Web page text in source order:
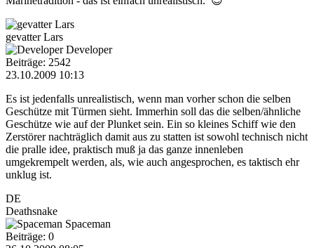
gevatter Lars
Developer
Beiträge: 2542
23.10.2009 10:13
Es ist jedenfalls unrealistisch, wenn man vorher schon die selben
Geschütze mit Türmen sieht. Immerhin soll das die selben/ähnliche
Geschütze wie auf der Plunket sein. Ein so kleines Schiff wie den
Zerstörer nachträglich damit aus zu statten ist sowohl technisch nicht
die pralle idee, praktisch muß ja das ganze innenleben
umgekrempelt werden, als, wie auch angesprochen, es taktisch ehr
unklug ist.
DE
Deathsnake
Spaceman
Beiträge: 0